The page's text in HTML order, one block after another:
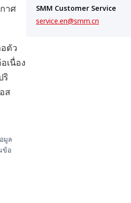
าศ
ตัว
เนื่อง
ริ
ส
มูล
ข้อ
SMM Customer Service
service.en@smm.cn